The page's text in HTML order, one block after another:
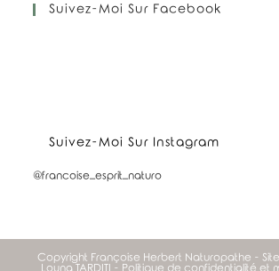
Suivez-Moi Sur Facebook
Suivez-Moi Sur Instagram
@francoise_esprit_naturo
Copyright Françoise Herbert Naturopathe -